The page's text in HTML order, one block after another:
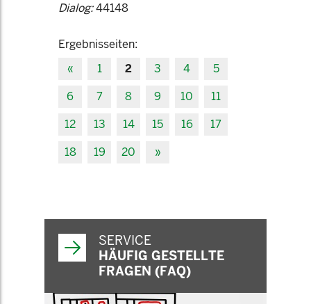
Dialog:44148
Ergebnisseiten:
«
1 2 3 4
5
6
7 8 9 10
11
12
13 14 15 16
17
18
19 20 »
SERVICE
HÄUFIG GESTELLTE
FRAGEN (FAQ)